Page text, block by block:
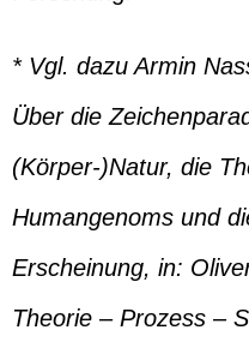
* Vgl. dazu Armin
Über die
(Körper-)Natur, die
Humangenoms und
Erscheinung, in:
Theorie – Prozess –